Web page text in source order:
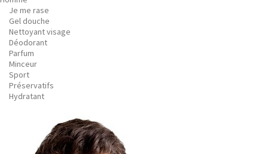
Je me rase
Gel douche
Nettoyant visage
Déodorant
Parfum
Minceur
Sport
Préservatifs
Hydratant